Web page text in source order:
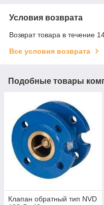
Условия возврата
Возврат товара в течение
Все условия возврата
Подобные товары
Клапан обратный тип NVD